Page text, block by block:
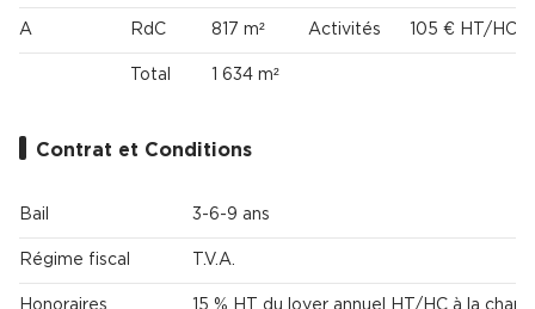
A RdC 817 m² Activités 105 € HT/HC/
Total 1 634 m²
Contrat et Conditions
Bail 3-6-9 ans
Régime fiscal T.V.A.